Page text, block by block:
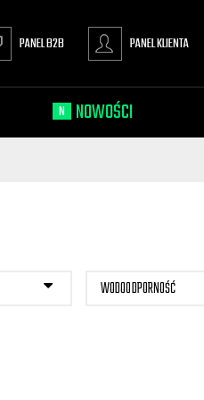
PANEL B2B PANEL KLIENTA
N NOWOŚCI
WODOODPORNOŚĆ